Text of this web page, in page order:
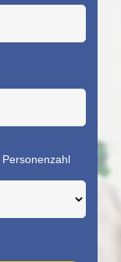
Personenzahl